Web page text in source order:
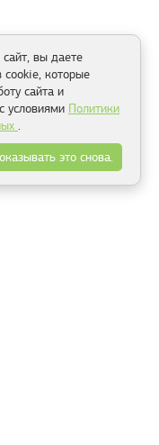
вы даете
cookie, которые
сайта и
условиями Политики
.
это снова.